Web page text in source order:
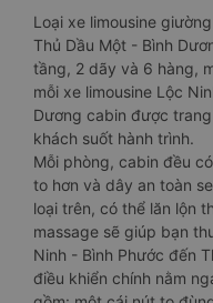
Loại xe limousine
Thủ Dầu Một - Bình
tầng, 2 dãy và 6 hàng,
mỗi xe limousine Lộc
Dương cabin được
khách suốt hành trình.
Mỗi phòng, cabin đều
to hơn và dây an toàn
loại trên, có thể lăn lộn
massage sẽ giúp bạn
Ninh - Bình Phước đến
điều khiển chính nằm